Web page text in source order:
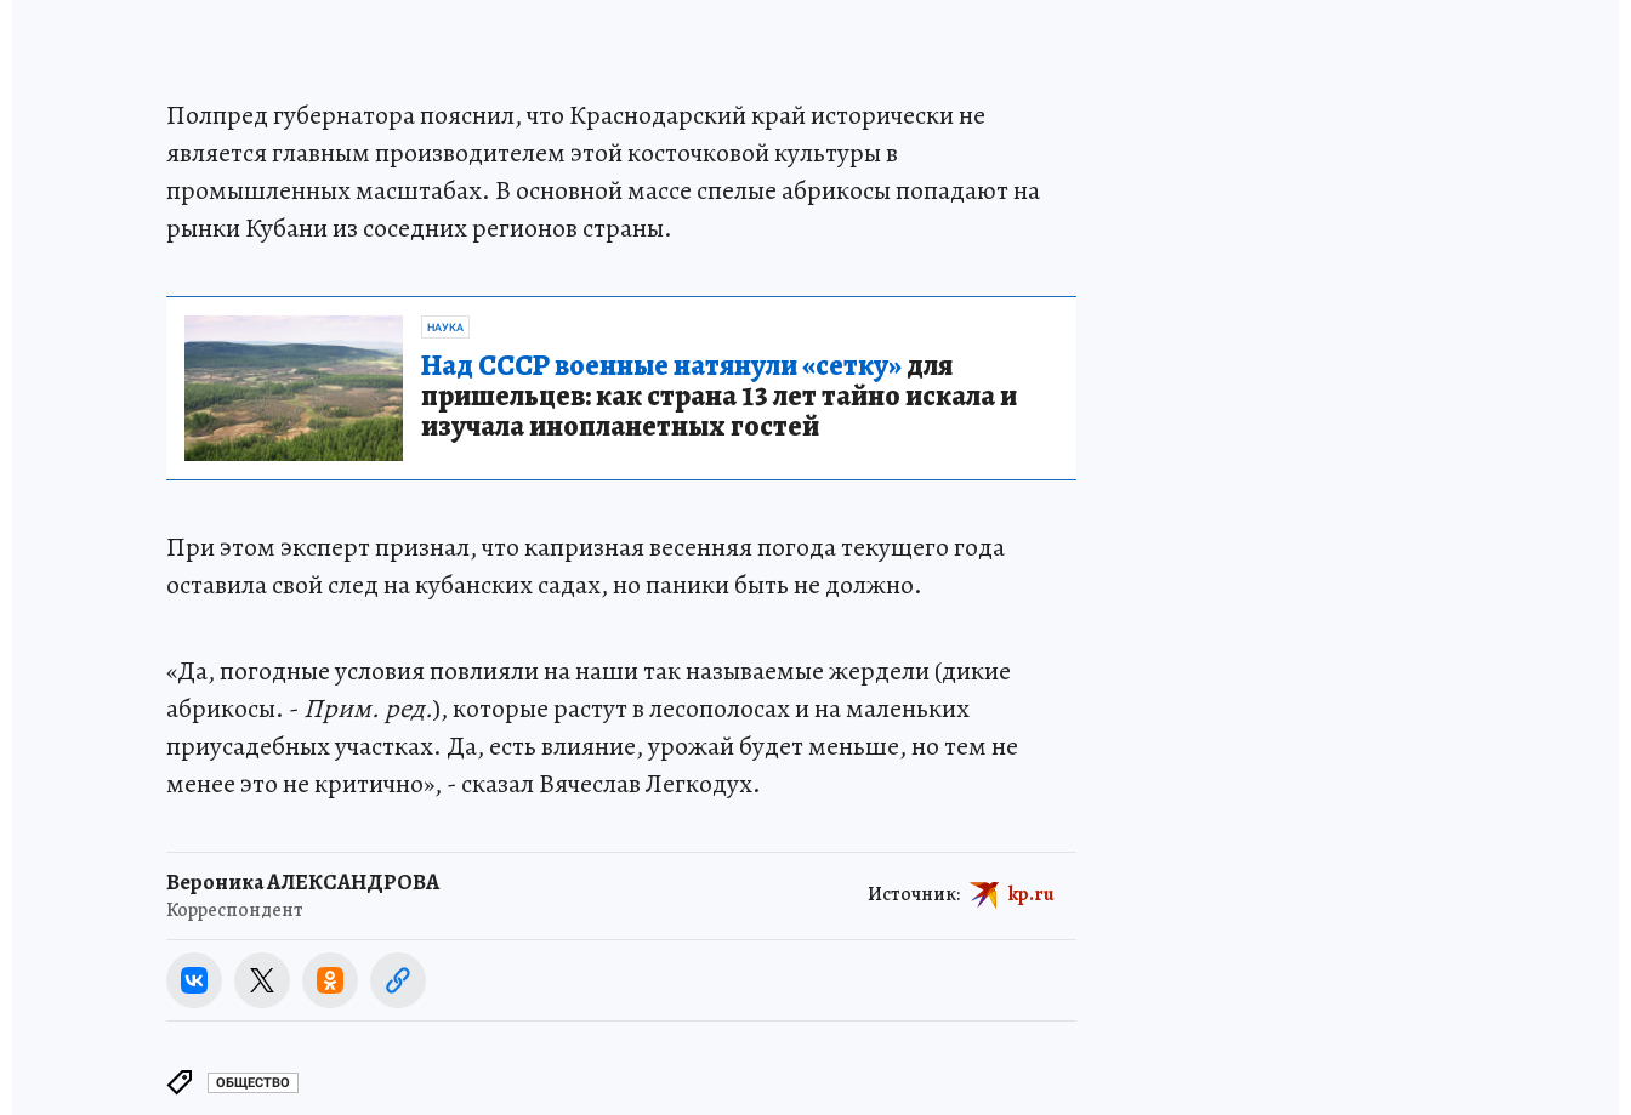
Полпред губернатора пояснил, что Краснодарский край исторически не
является главным производителем этой косточковой культуры в
промышленных масштабах. В основной массе спелые абрикосы попадают на
рынки Кубани из соседних регионов страны.
НАУКА
Над СССР военные натянули «сетку»для
пришельцев: как страна 13 лет тайно искала и
изучала инопланетных гостей
При этом эксперт признал, что капризная весенняя погода текущего года
оставила свой след на кубанских садах, но паники быть не должно.
«Да, погодные условия повлияли на наши так называемые жердели (дикие
абрикосы. - Прим. ред.), которые растут в лесополосах и на маленьких
приусадебных участках. Да, есть влияние, урожай будет меньше, но тем не
менее это не критично», - сказал Вячеслав Легкодух.
Вероника АЛЕКСАНДРОВА
Корреспондент
Источник: kp.ru
ОБЩЕСТВО